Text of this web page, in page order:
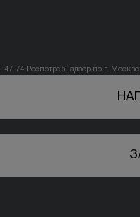
47-74 Роспотребнадзор по г.